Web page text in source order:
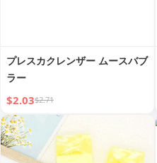
プレスカクレンザー ムースバブ
ラー
$2.03$2.71